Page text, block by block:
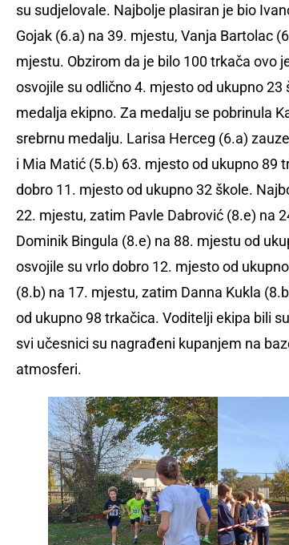
su sudjelovale. Najbolje plasiran je bio
Gojak (6.a) na 39. mjestu, Vanja Bartolac
mjestu. Obzirom da je bilo 100 trkača ovo
osvojile su odlično 4. mjesto od ukupno
medalja ekipno. Za medalju se pobrinula
srebrnu medalju. Larisa Herceg (6.a)
i Mia Matić (5.b) 63. mjesto od ukupno 89
dobro 11. mjesto od ukupno 32 škole.
22. mjestu, zatim Pavle Dabrović (8.e) na
Dominik Bingula (8.e) na 88. mjestu od
osvojile su vrlo dobro 12. mjesto od
(8.b) na 17. mjestu, zatim Danna Kukla
od ukupno 98 trkačica. Voditelji ekipa bili
svi učesnici su nagrađeni kupanjem na
atmosferi.